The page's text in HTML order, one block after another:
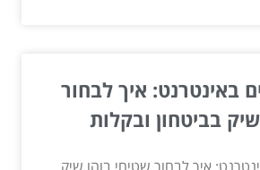
באינטרנט: איך לבחור
בביטחון ובקלות